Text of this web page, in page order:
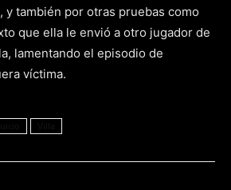
y también por otras pruebas como
que ella le envió a otro jugador de
lamentando el episodio de
víctima.